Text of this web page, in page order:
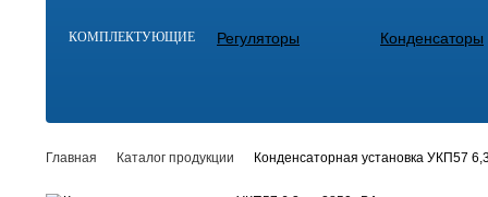
КОМПЛЕКТУЮЩИЕ Регуляторы Конденсаторы
Главная Каталог продукции Конденсаторная установка УКП57